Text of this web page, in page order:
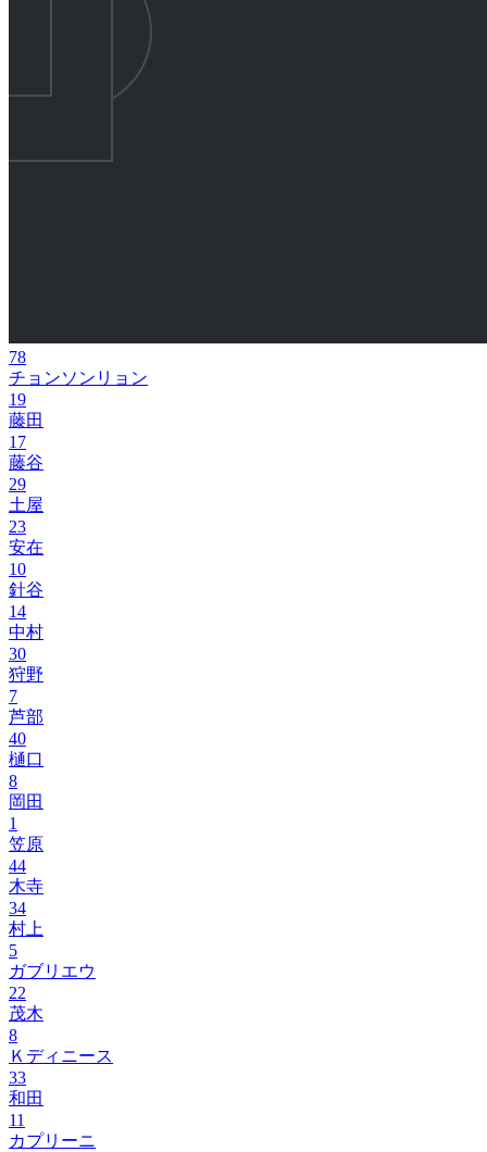
78
チョンソンリョン
19
藤田
17
藤谷
29
土屋
23
安在
10
針谷
14
中村
30
狩野
7
芦部
40
樋口
8
岡田
1
笠原
44
木寺
34
村上
5
ガブリエウ
22
茂木
8
Ｋディニース
33
和田
11
カプリーニ